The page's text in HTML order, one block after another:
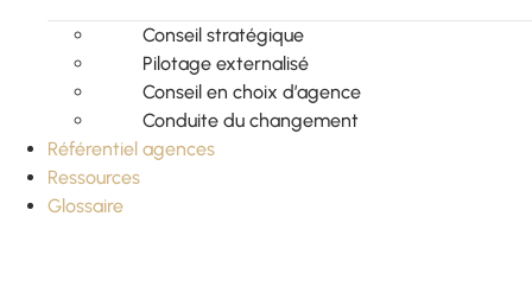
Conseil stratégique
Pilotage externalisé
Conseil en choix d’agence
Conduite du changement
Référentiel agences
Ressources
Glossaire